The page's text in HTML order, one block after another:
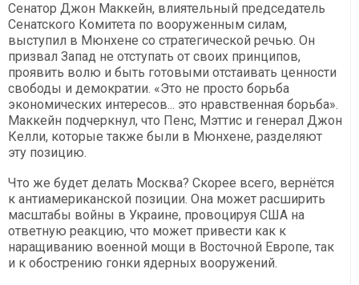
Сенатор Джон Маккейн, влиятельный председатель
Сенатского Комитета по вооруженным силам,
выступил в Мюнхене со стратегической речью. Он
призвал Запад не отступать от своих принципов,
проявить волю и быть готовыми отстаивать ценности
свободы и демократии. «Это не просто борьба
экономических интересов... это нравственная борьба».
Маккейн подчеркнул, что Пенс, Мэттис и генерал Джон
Келли, которые также были в Мюнхене, разделяют
эту позицию.
Что же будет делать Москва? Скорее всего, вернётся
к антиамериканской позиции. Она может расширить
масштабы войны в Украине, провоцируя США на
ответную реакцию, что может привести как к
наращиванию военной мощи в Восточной Европе, так
и к обострению гонки ядерных вооружений.